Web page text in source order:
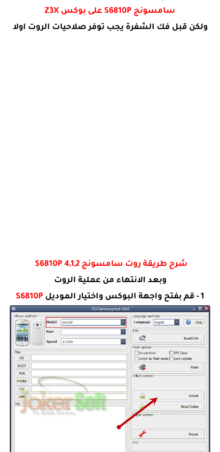
سامسونج S6810P على بوكس Z3X
ولكن قبل فك الشفرة يجب توفر صلاحيات الروت اولا
شرح طريقة روت سامسونج S6810P 4,1,2
وبعد الانتهاء من عملية الروت
1 - قم بفتح واجهة البوكس واختيار الموديل
S6810P